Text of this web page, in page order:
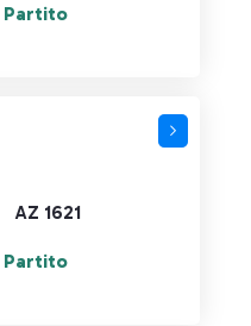
Partito
AZ 1621
Partito